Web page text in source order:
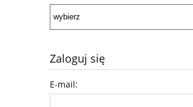
Zaloguj się
E-mail: